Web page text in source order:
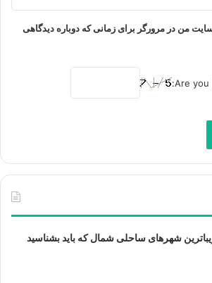
من در مرورگر برای زمانی که دوباره دیدگاهی
Are you
شهرهای ساحلی شمال که باید بشناسید